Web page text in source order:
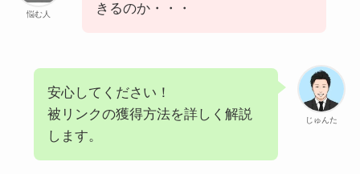
悩む人
きるのか・・・
じゅんた
安心してください！
被リンクの獲得方法を詳しく解説
します。